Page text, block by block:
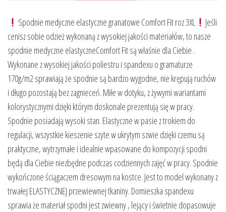
Spodnie medyczne elastyczne granatowe Comfort Fit roz 3XL
Jeśli
cenisz sobie odzież wykonaną z wysokiej jakości materiałów, to nasze
spodnie medyczne elastyczneComfort Fit są właśnie dla Ciebie .
Wykonane z wysokiej jakości poliestru i spandexu o gramaturze
170g/m2 sprawiają że spodnie są bardzo wygodne, nie krępują ruchów
i długo pozostają bez zagnieceń. Miłe w dotyku, z żywymi wariantami
kolorystycznymi dzięki którym doskonale prezentują się w pracy.
Spodnie posiadają wysoki stan. Elastyczne w pasie z trokiem do
regulacji, wszystkie kieszenie szyte w ukrytym szwie dzięki czemu są
praktyczne, wytrzymałe i idealnie wpasowane do kompozycji spodni
będą dla Ciebie niezbędne podczas codziennych zajęć w pracy. Spodnie
wykończone ściągaczem dresowym na kostce. Jest to model wykonany z
trwałej ELASTYCZNEJ przewiewnej tkaniny. Domieszka spandexu
sprawia że materiał spodni jest zwiewny , lejący i świetnie dopasowuje